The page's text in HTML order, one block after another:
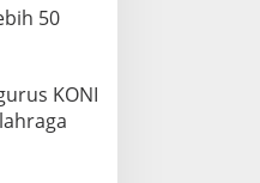
50
KONI